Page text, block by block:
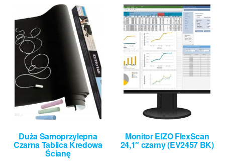
Duża Samoprzylepna
Czarna Tablica Kredowa
Ścianę
Monitor EIZO FlexScan
24,1″ czarny (EV2457 BK)